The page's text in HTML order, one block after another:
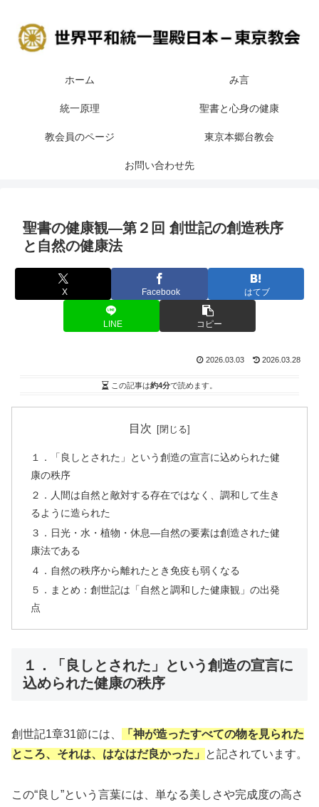
ホーム み言
統一原理 聖書と心身の健康
教会員のページ 東京本郷台教会
お問い合わせ先
聖書の健康観―第２回 創世記の創造秩序
と自然の健康法
X Facebook はてブ
LINE コピー
2026.03.03 2026.03.28
この記事は約4分で読めます。
目次
１．「良しとされた」という創造の宣言に込められた健
康の秩序
２．人間は自然と敵対する存在ではなく、調和して生き
るように造られた
３．日光・水・植物・休息―自然の要素は創造された健
康法である
４．自然の秩序から離れたとき免疫も弱くなる
５．まとめ：創世記は「自然と調和した健康観」の出発
点
１．「良しとされた」という創造の宣言に
込められた健康の秩序
創世記1章31節には、
「神が造ったすべての物を見られた
ところ、それは、はなはだ良かった」
と記されています。
この“良し”という言葉には、単なる美しさや完成度の高さ